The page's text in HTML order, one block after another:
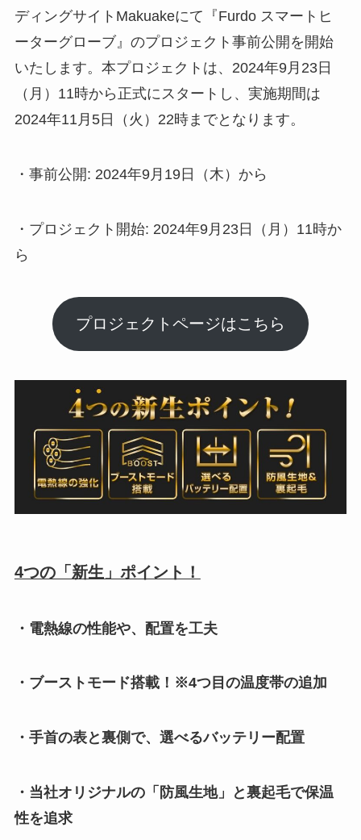
ディングサイトMakuakeにて『Furdo スマートヒ
ーターグローブ』のプロジェクト事前公開を開始
いたします。本プロジェクトは、2024年9月23日
（月）11時から正式にスタートし、実施期間は
2024年11月5日（火）22時までとなります。
・事前公開: 2024年9月19日（木）から
・プロジェクト開始: 2024年9月23日（月）11時か
ら
プロジェクトページはこちら
4つの「新生」ポイント！
・電熱線の性能や、配置を工夫
・ブーストモード搭載！※4つ目の温度帯の追加
・手首の表と裏側で、選べるバッテリー配置
・当社オリジナルの「防風生地」と裏起毛で保温
性を追求